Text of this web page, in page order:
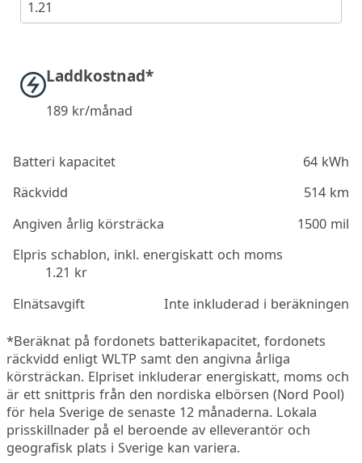
1.21
Laddkostnad*
189kr/månad
Batteri kapacitet
64 kWh
Räckvidd
514 km
Angiven årlig körsträcka
1500 mil
Elpris schablon, inkl. energiskatt och moms
1.21 kr
Elnätsavgift
Inte inkluderad i beräkningen
*Beräknat på fordonets batterikapacitet, fordonets
räckvidd enligt WLTP samt den angivna årliga
körsträckan. Elpriset inkluderar energiskatt, moms och
är ett snittpris från den nordiska elbörsen (Nord Pool)
för hela Sverige de senaste 12 månaderna. Lokala
prisskillnader på el beroende av elleverantör och
geografisk plats i Sverige kan variera.